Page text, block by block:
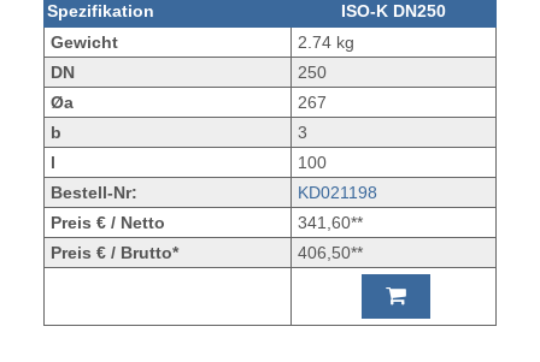
Spezifikation
ISO-K DN250
Gewicht
2.74 kg
DN
250
Øa
267
b
3
l
100
Bestell-Nr:
KD021198
Preis € / Netto
341,60**
Preis € / Brutto*
406,50**